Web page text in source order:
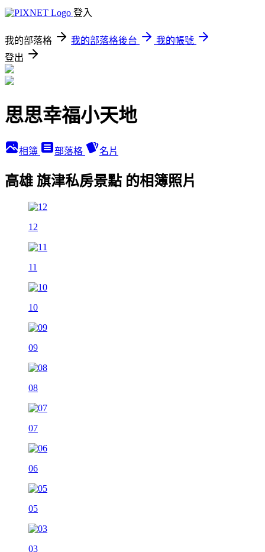
登入
我的部落格 我的部落格後台
我的帳號
登出
思思幸福小天地
相簿 部落格 名片
高雄 旗津私房景點 的相簿照片
12
11
10
09
08
07
06
05
03